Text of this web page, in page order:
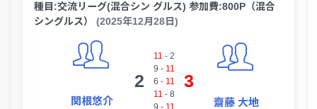
種目:交流リーグ(混合シン グルス) 参加費:800P（混合
シングルス）
(2025年12月28日)
関根悠介
2
11 - 2
9 - 11
6 - 11
11 - 8
9 - 11
3
齋藤 大地